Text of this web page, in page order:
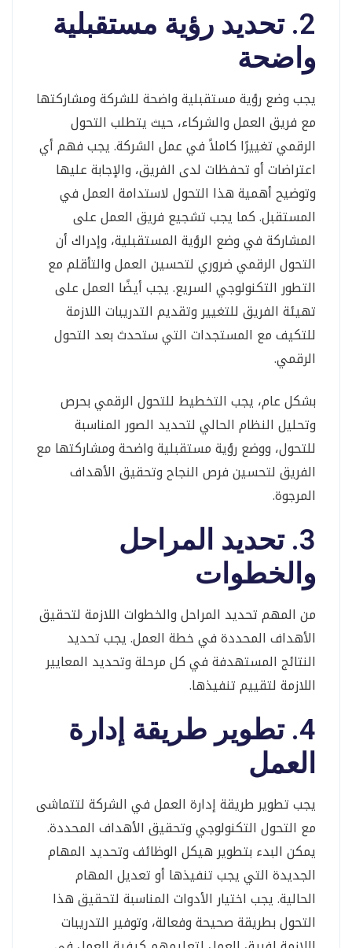
2. تحديد رؤية مستقبلية
واضحة
يجب وضع رؤية مستقبلية واضحة للشركة ومشاركتها
مع فريق العمل والشركاء، حيث يتطلب التحول
الرقمي تغييرًا كاملاً في عمل الشركة. يجب فهم أي
اعتراضات أو تحفظات لدى الفريق، والإجابة عليها
وتوضيح أهمية هذا التحول لاستدامة العمل في
المستقبل. كما يجب تشجيع فريق العمل على
المشاركة في وضع الرؤية المستقبلية، وإدراك أن
التحول الرقمي ضروري لتحسين العمل والتأقلم مع
التطور التكنولوجي السريع. يجب أيضًا العمل على
تهيئة الفريق للتغيير وتقديم التدريبات اللازمة
للتكيف مع المستجدات التي ستحدث بعد التحول
الرقمي.
بشكل عام، يجب التخطيط للتحول الرقمي بحرص
وتحليل النظام الحالي لتحديد الصور المناسبة
للتحول، ووضع رؤية مستقبلية واضحة ومشاركتها مع
الفريق لتحسين فرص النجاح وتحقيق الأهداف
المرجوة.
3. تحديد المراحل
والخطوات
من المهم تحديد المراحل والخطوات اللازمة لتحقيق
الأهداف المحددة في خطة العمل. يجب تحديد
النتائج المستهدفة في كل مرحلة وتحديد المعايير
اللازمة لتقييم تنفيذها.
4. تطوير طريقة إدارة
العمل
يجب تطوير طريقة إدارة العمل في الشركة لتتماشى
مع التحول التكنولوجي وتحقيق الأهداف المحددة.
يمكن البدء بتطوير هيكل الوظائف وتحديد المهام
الجديدة التي يجب تنفيذها أو تعديل المهام
الحالية. يجب اختيار الأدوات المناسبة لتحقيق هذا
التحول بطريقة صحيحة وفعالة، وتوفير التدريبات